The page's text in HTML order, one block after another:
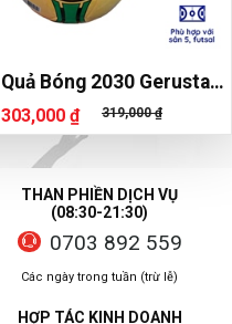
Quả Bóng 2030 Gerustar
Dán Sala
303,000 ₫ 319,000 ₫
THAN PHIỀN DỊCH VỤ
(08:30-21:30)
0703 892 559
Các ngày trong tuần (trừ lễ)
HỢP TÁC KINH DOANH